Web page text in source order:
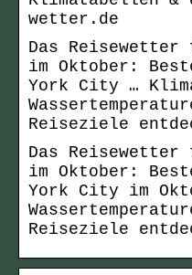
wetter.de
Das
im Oktober:
York City …
Reiseziele
Das
im Oktober:
York City im
Reiseziele